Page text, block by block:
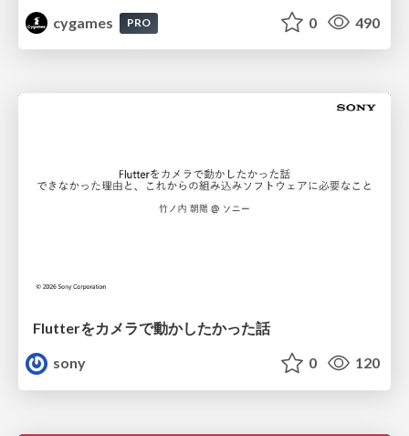
cygames
PRO 0 490
Flutterをカメラで動かしたかった話
sony
0 120